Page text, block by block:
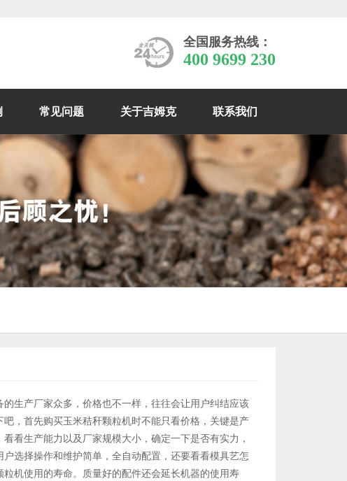
全国服务热线：
400 9699 230
常见问题 关于吉姆克 联系我们
生产厂家众多，价格也不一样，往往会让用户纠结应该
，首先购买玉米秸秆颗粒机时不能只看价格，关键是产
看生产能力以及厂家规模大小，确定一下是否有实力，
选择操作和维护简单，全自动配置，还要看看模具艺怎
机使用的寿命。质量好的配件还会延长机器的使用寿